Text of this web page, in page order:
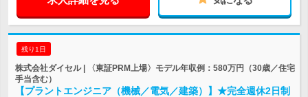
残り1日
株式会社ダイセル | 〈東証PRM上場〉モデル年収例：580万円（30歳／住宅
手当含む）
【プラントエンジニア（機械／電気／建築）】★完全週休2日制